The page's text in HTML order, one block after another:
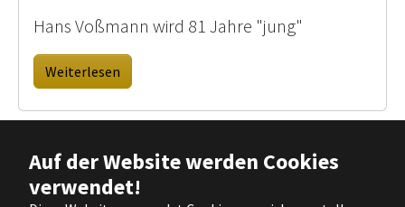
Auf der Website werden Cookies
verwendet!
Hans Voßmann wird 81 Jahre "jung"
Weiterlesen